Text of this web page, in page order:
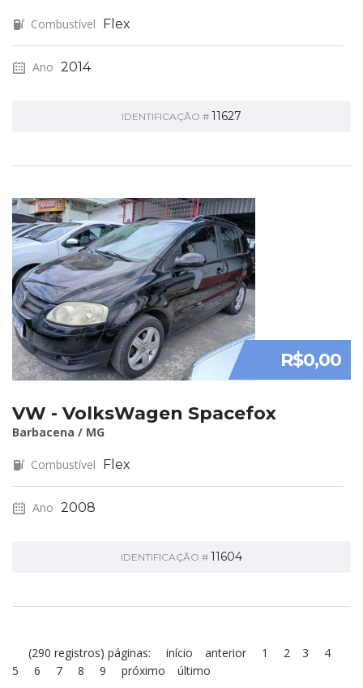
Combustível Flex
Ano 2014
IDENTIFICAÇÃO # 11627
R$0,00
VW - VolksWagen Spacefox
Barbacena / MG
Combustível Flex
Ano 2008
IDENTIFICAÇÃO # 11604
(290 registros) páginas: início anterior 1 2 3
4
5
6 7 8 9 próximo último